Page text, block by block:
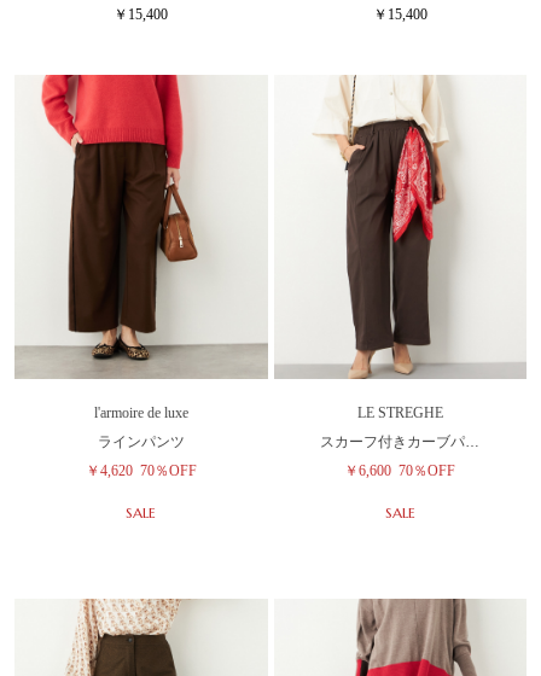
￥15,400
￥15,400
l'armoire de luxe
ラインパンツ
￥4,620 70％OFF
SALE
LE STREGHE
スカーフ付きカーブパ…
￥6,600 70％OFF
SALE